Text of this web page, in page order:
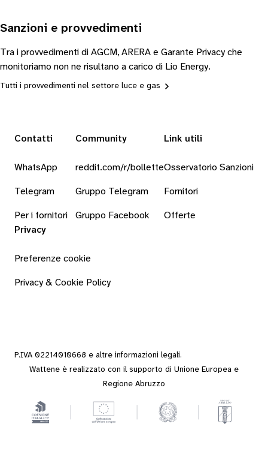
Sanzioni e provvedimenti
Tra i provvedimenti di AGCM, ARERA e Garante Privacy che
monitoriamo non ne risultano a carico di Lio Energy.
Tutti i provvedimenti nel settore luce e gas
Contatti
WhatsApp
Telegram
Per i fornitori
Community
reddit.com/r/bollette
Gruppo Telegram
Gruppo Facebook
Link utili
Osservatorio Sanzioni
Fornitori
Offerte
Privacy
Preferenze cookie
Privacy & Cookie Policy
P.IVA 02214010668 e altre informazioni legali.
Wattene è realizzato con il supporto di Unione Europea e
Regione Abruzzo